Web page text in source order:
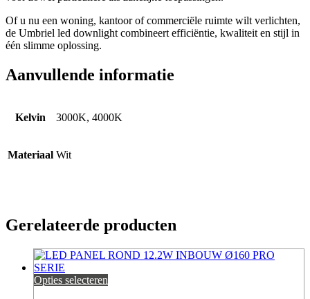
Of u nu een woning, kantoor of commerciële ruimte wilt verlichten,
de Umbriel led downlight combineert efficiëntie, kwaliteit en stijl in
één slimme oplossing.
Aanvullende informatie
Kelvin 3000K, 4000K
Materiaal Wit
Gerelateerde producten
Opties selecteren